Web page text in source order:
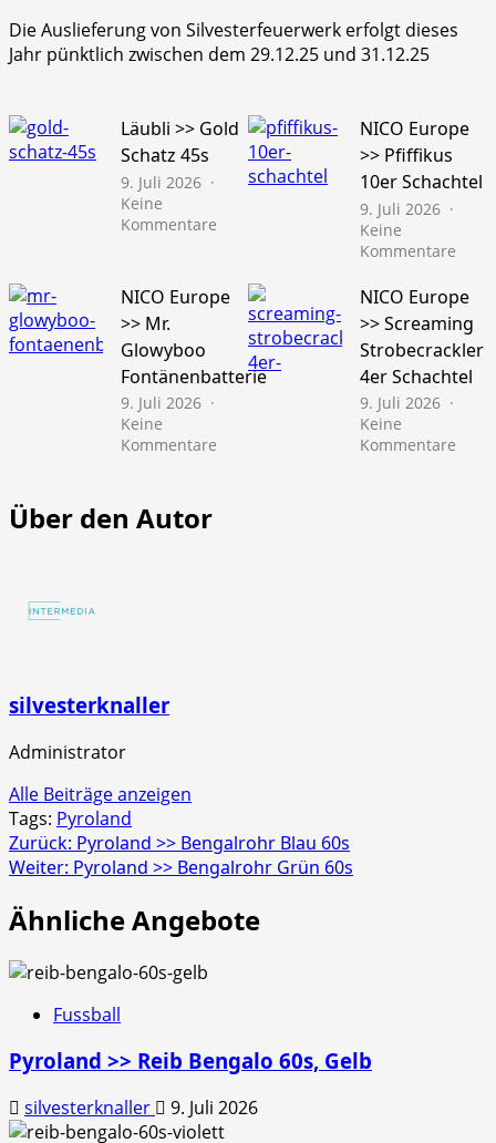
Die Auslieferung von Silvesterfeuerwerk erfolgt dieses
Jahr pünktlich zwischen dem 29.12.25 und 31.12.25
Läubli >> Gold
Schatz 45s
9. Juli 2026
Keine
Kommentare
Gold
Schatz
NICO Europe
>> Pfiffikus
10er Schachtel
9. Juli 2026
Keine
Kommentare
10er
NICO Europe
>> Mr.
Glowyboo
Fontänenbatterie
9. Juli 2026
Keine
Kommentare
NICO Europe
>> Screaming
Strobecrackler
4er Schachtel
9. Juli 2026
Keine
Kommentare
Über den Autor
silvesterknaller
Administrator
Alle Beiträge anzeigen
Tags: Pyroland
Beitragsnavigation
Zurück: Pyroland >> Bengalrohr Blau 60s
Weiter: Pyroland >> Bengalrohr Grün 60s
Ähnliche Angebote
Fussball
Pyroland >> Reib Bengalo 60s, Gelb
silvesterknaller 9. Juli 2026